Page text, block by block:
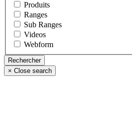
Produits
Ranges
Sub Ranges
Videos
Webform
× Close search